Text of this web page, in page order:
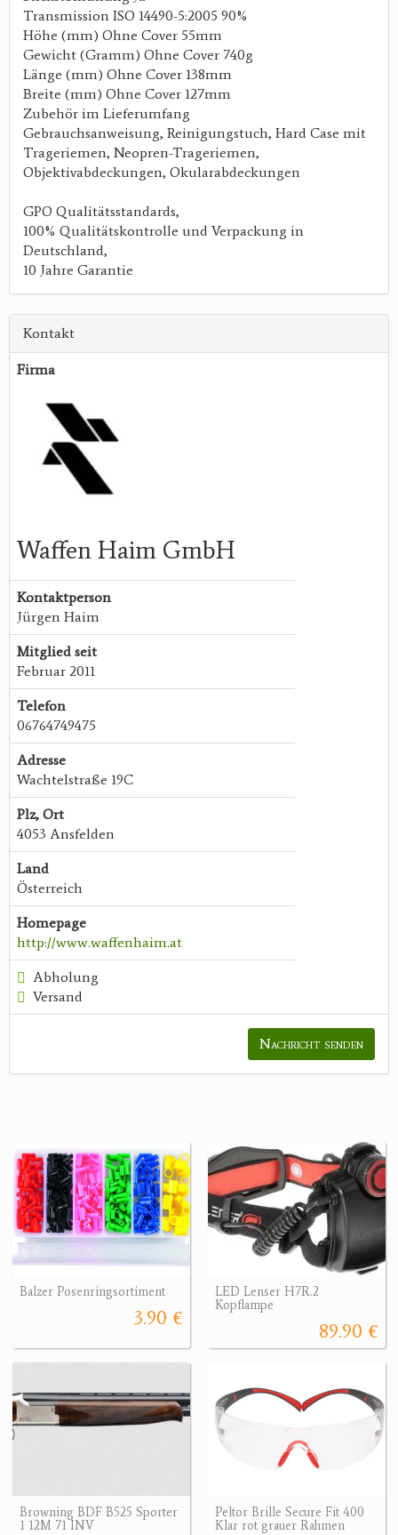
Transmission ISO 14490-5:2005 90%
Höhe (mm) Ohne Cover 55mm
Gewicht (Gramm) Ohne Cover 740g
Länge (mm) Ohne Cover 138mm
Breite (mm) Ohne Cover 127mm
Zubehör im Lieferumfang
Gebrauchsanweisung, Reinigungstuch, Hard Case mit
Trageriemen, Neopren-Trageriemen,
Objektivabdeckungen, Okularabdeckungen
GPO Qualitätsstandards,
100% Qualitätskontrolle und Verpackung in
Deutschland,
10 Jahre Garantie
Kontakt
Firma
Waffen Haim GmbH
Kontaktperson
Jürgen Haim
Mitglied seit
Februar 2011
Telefon
06764749475
Adresse
Wachtelstraße 19C
Plz, Ort
4053 Ansfelden
Land
Österreich
Homepage
http://www.waffenhaim.at
Abholung
Versand
Nachricht senden
Balzer Posenringsortiment
3.90 €
LED Lenser H7R.2
Kopflampe
89.90 €
Browning BDF B525 Sporter
1 12M 71 INV
Peltor Brille Secure Fit 400
Klar rot grauer Rahmen